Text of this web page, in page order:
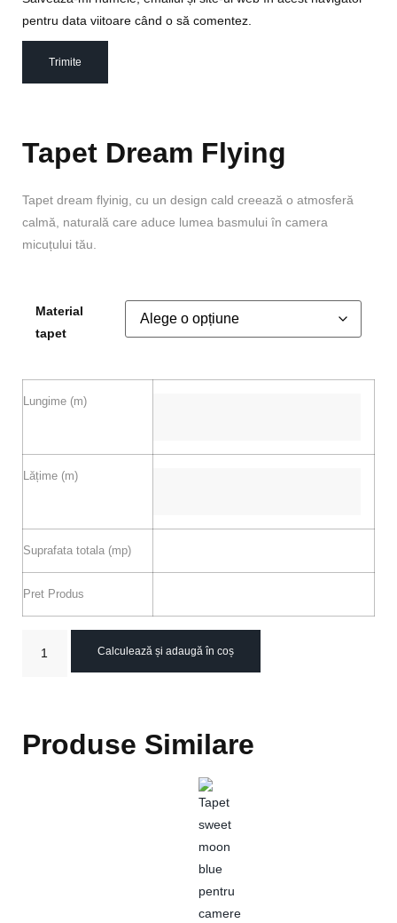
pentru data viitoare când o să comentez.
Tapet Dream Flying
Tapet dream flyinig, cu un design cald creează o atmosferă
calmă, naturală care aduce lumea basmului în camera
micuțului tău.
Material
tapet
Lungime (m)
Lățime (m)
Suprafata totala (mp)
Pret Produs
Calculează și adaugă în coș
Produse Similare